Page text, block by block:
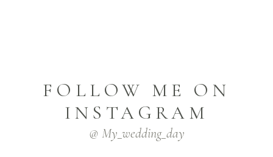
FOLLOW ME ON
INSTAGRAM
@ My_wedding_day